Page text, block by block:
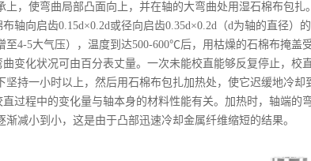
上，使弯曲局部凸面向上，并在轴的大弯曲处用湿石棉布包扎。
布轴向启齿0.15d×0.2d或径向启齿0.35d×0.2d（d为轴的直径
至4-5大气压），温度到达500-600℃后，用枯燥的石棉布掩盖
曲变化状况可由百分表丈量。一次未能校直能够反复停止，校
坚持一小时以上，然后用石棉布包扎加热处，使它迟缓地冷却
直过程中的变化量与轴本身的材料性能有关。加热时，轴端
渐减小到小，这是由于凸部迅速冷却金属纤维缩短的结果。